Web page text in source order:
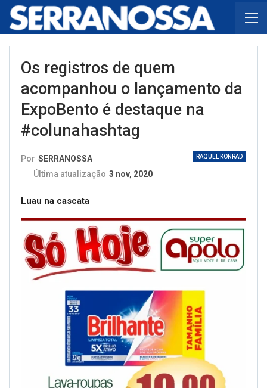
Os registros de quem
acompanhou o lançamento da
ExpoBento é destaque na
#colunahashtag
RAQUEL KONRAD
Por SERRANOSSA
Última atualização 3 nov, 2020
Luau na cascata